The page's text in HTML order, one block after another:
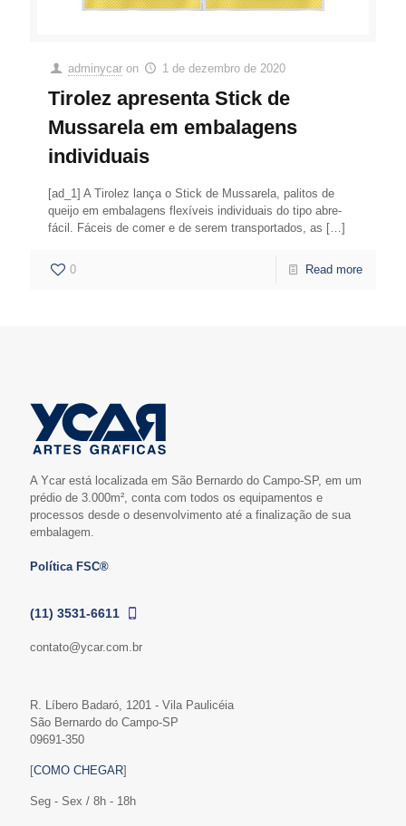
adminycar on 1 de dezembro de 2020
Tirolez apresenta Stick de
Mussarela em embalagens
individuais
[ad_1] A Tirolez lança o Stick de Mussarela, palitos de
queijo em embalagens flexíveis individuais do tipo abre-
fácil. Fáceis de comer e de serem transportados, as […]
0 Read more
A Ycar está localizada em São Bernardo do Campo-SP, em um
prédio de 3.000m², conta com todos os equipamentos e
processos desde o desenvolvimento até a finalização de sua
embalagem.
Política FSC®
(11) 3531-6611
contato@ycar.com.br
R. Líbero Badaró, 1201 - Vila Paulicéia
São Bernardo do Campo-SP
09691-350
[COMO CHEGAR]
Seg - Sex / 8h - 18h